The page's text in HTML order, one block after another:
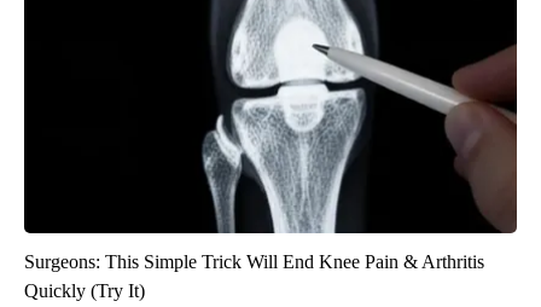
Surgeons: This Simple Trick Will End Knee Pain & Arthritis
Quickly (Try It)